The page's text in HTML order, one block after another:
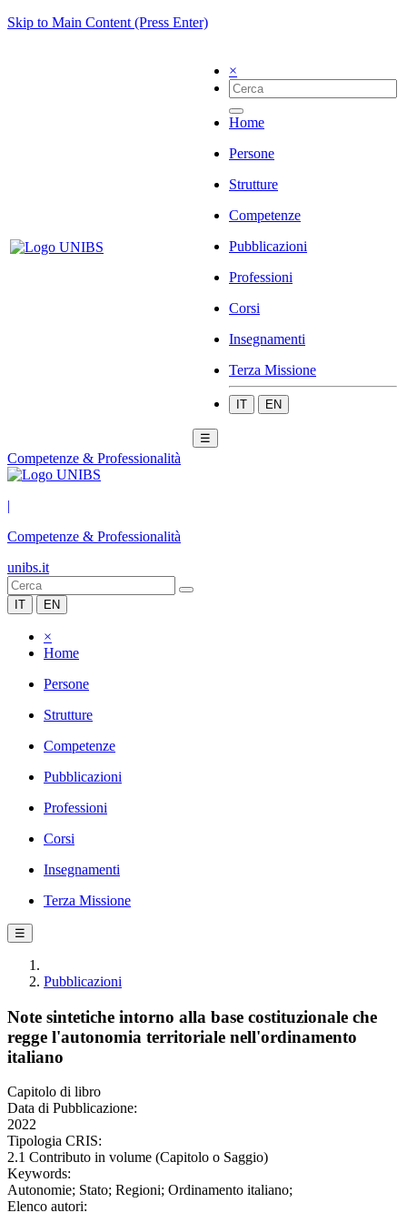
Skip to Main Content (Press Enter)
×
Home
Persone
Strutture
Competenze
Pubblicazioni
Professioni
Corsi
Insegnamenti
Terza Missione
IT EN
☰
Competenze & Professionalità
|
Competenze & Professionalità
unibs.it
IT EN
×
Home
Persone
Strutture
Competenze
Pubblicazioni
Professioni
Corsi
Insegnamenti
Terza Missione
☰
Pubblicazioni
Note sintetiche intorno alla base costituzionale che
regge l'autonomia territoriale nell'ordinamento
italiano
Capitolo di libro
Data di Pubblicazione:
2022
Tipologia CRIS:
2.1 Contributo in volume (Capitolo o Saggio)
Keywords:
Autonomie; Stato; Regioni; Ordinamento italiano;
Elenco autori: